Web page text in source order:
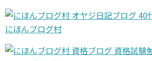
にほんブログ村